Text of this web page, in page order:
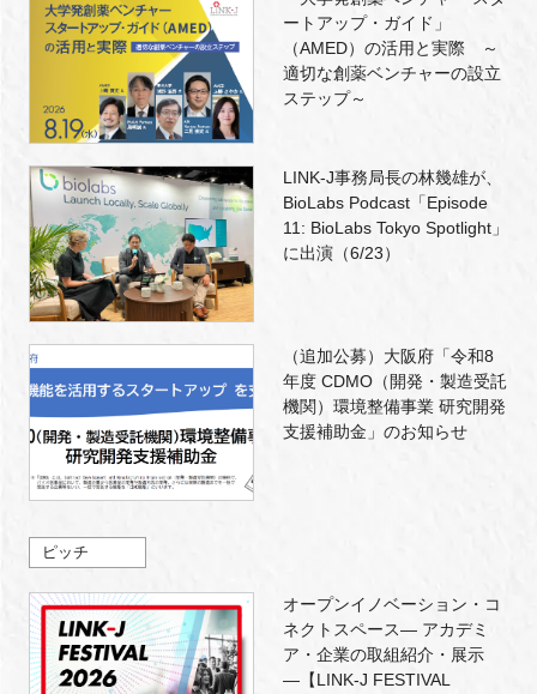
ートアップ・ガイド」
（AMED）の活用と実際 ～
適切な創薬ベンチャーの設立
ステップ～
LINK-J事務局長の林幾雄が、
BioLabs Podcast「Episode
11: BioLabs Tokyo Spotlight」
に出演（6/23）
（追加公募）大阪府「令和8
年度 CDMO（開発・製造受託
機関）環境整備事業 研究開発
支援補助金」のお知らせ
ピッチ
オープンイノベーション・コ
ネクトスペース― アカデミ
ア・企業の取組紹介・展示
―【LINK-J FESTIVAL